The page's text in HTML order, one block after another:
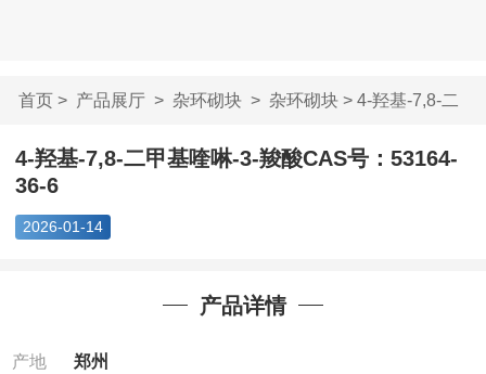
首页> 产品展厅> 杂环砌块> 杂环砌块> 4-羟基-7,8-二
甲基喹啉-3-羧酸...
4-羟基-7,8-二甲基喹啉-3-羧酸CAS号：53164-
36-6
2026-01-14
产品详情
产地 郑州